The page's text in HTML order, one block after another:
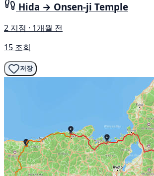
Hida → Onsen-ji Temple
2 지점 · 1개월 전
15 조회
저장